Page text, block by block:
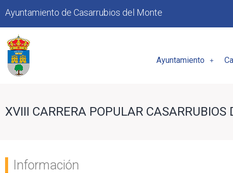
Ayuntamiento de Casarrubios del Monte
Ayuntamiento
XVIII CARRERA POPULAR CASARRUBIOS
Información